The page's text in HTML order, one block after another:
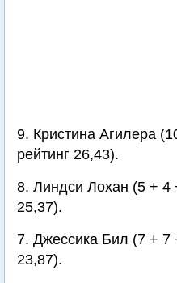
9. Кристина Агилера
рейтинг 26,43).
8. Линдси Лохан (5 + 4
25,37).
7. Джессика Бил (7 + 7
23,87).